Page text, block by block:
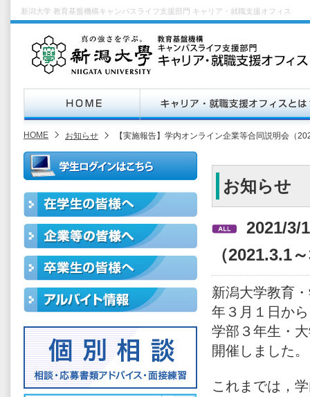
新潟大学 教育基盤機構キャンパスライフ支援部門 キャリア・就職支援オフィス
HOME お知らせ 【実施報告】学内オンライン企業等合同説明会（
お知らせ
2021/3/
（2021.3.1
新潟大学教育
年３月１日か
学部３年生・
開催しました。
これまでは，